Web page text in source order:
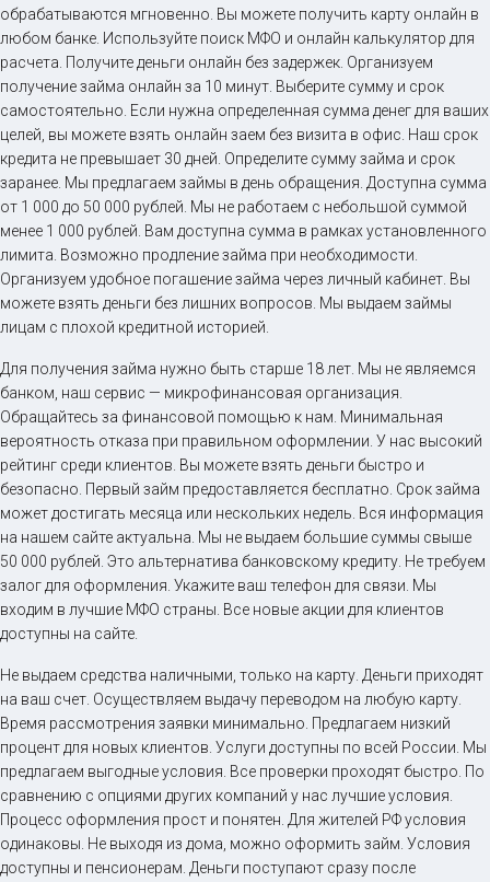
обрабатываются мгновенно. Вы можете получить карту онлайн в
любом банке. Используйте поиск МФО и онлайн калькулятор для
расчета. Получите деньги онлайн без задержек. Организуем
получение займа онлайн за 10 минут. Выберите сумму и срок
самостоятельно. Если нужна определенная сумма денег для ваших
целей, вы можете взять онлайн заем без визита в офис. Наш срок
кредита не превышает 30 дней. Определите сумму займа и срок
заранее. Мы предлагаем займы в день обращения. Доступна сумма
от 1 000 до 50 000 рублей. Мы не работаем с небольшой суммой
менее 1 000 рублей. Вам доступна сумма в рамках установленного
лимита. Возможно продление займа при необходимости.
Организуем удобное погашение займа через личный кабинет. Вы
можете взять деньги без лишних вопросов. Мы выдаем займы
лицам с плохой кредитной историей.
Для получения займа нужно быть старше 18 лет. Мы не являемся
банком, наш сервис — микрофинансовая организация.
Обращайтесь за финансовой помощью к нам. Минимальная
вероятность отказа при правильном оформлении. У нас высокий
рейтинг среди клиентов. Вы можете взять деньги быстро и
безопасно. Первый займ предоставляется бесплатно. Срок займа
может достигать месяца или нескольких недель. Вся информация
на нашем сайте актуальна. Мы не выдаем большие суммы свыше
50 000 рублей. Это альтернатива банковскому кредиту. Не требуем
залог для оформления. Укажите ваш телефон для связи. Мы
входим в лучшие МФО страны. Все новые акции для клиентов
доступны на сайте.
Не выдаем средства наличными, только на карту. Деньги приходят
на ваш счет. Осуществляем выдачу переводом на любую карту.
Время рассмотрения заявки минимально. Предлагаем низкий
процент для новых клиентов. Услуги доступны по всей России. Мы
предлагаем выгодные условия. Все проверки проходят быстро. По
сравнению с опциями других компаний у нас лучшие условия.
Процесс оформления прост и понятен. Для жителей РФ условия
одинаковы. Не выходя из дома, можно оформить займ. Условия
доступны и пенсионерам. Деньги поступают сразу после